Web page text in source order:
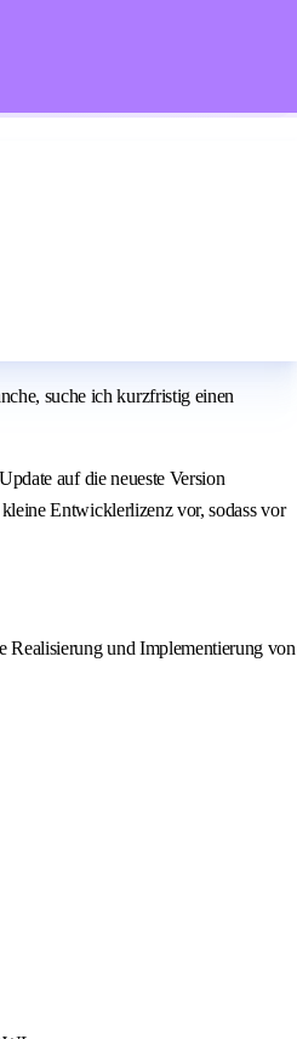
suche ich kurzfristig einen
auf die neueste Version
Entwicklerlizenz vor, sodass vor
Realisierung und Implementierung von